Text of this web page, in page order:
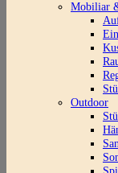
Mobiliar
Outdoor